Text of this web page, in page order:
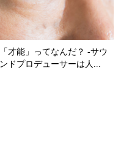
「才能」ってなんだ？ -サウ
ンドプロデューサーは人...